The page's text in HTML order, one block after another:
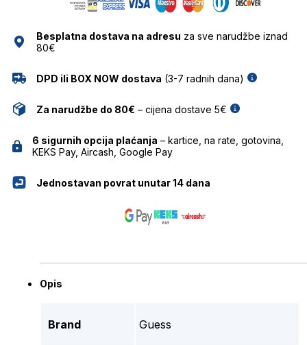
Besplatna dostava na adresu za sve narudžbe iznad
80€
DPD ili BOX NOW dostava (3-7 radnih dana)
Za narudžbe do 80€ – cijena dostave 5€
6 sigurnih opcija plaćanja – kartice, na rate, gotovina,
KEKS Pay, Aircash, Google Pay
Jednostavan povrat unutar 14 dana
Opis
Brand Guess